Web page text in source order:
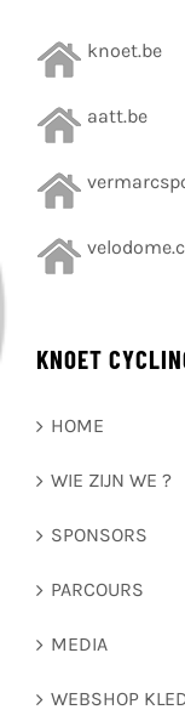
knoet.be
aatt.be
KNOET
HOME
WIE ZIJN WE ?
SPONSORS
PARCOURS
MEDIA
WEBSHOP